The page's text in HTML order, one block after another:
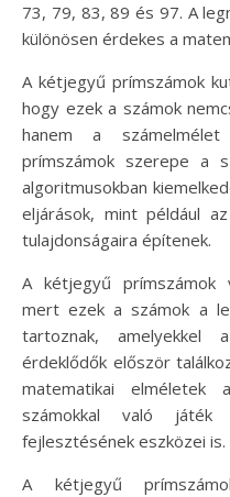
73, 79, 83, 89 és 97. A
különösen érdekes a
A kétjegyű prímszámok
hogy ezek a számok
hanem a
prímszámok szerepe a
algoritmusokban
eljárások, mint például
tulajdonságaira építenek.
A kétjegyű prímszámok
mert ezek a számok a
tartoznak,
érdeklődők először
matematikai elméletek
számokkal való
fejlesztésének eszközei is.
A kétjegyű